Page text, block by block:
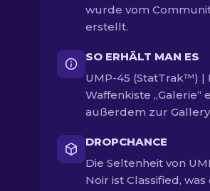
wurde vom
erstellt.
SO ERHÄLT MAN ES
UMP-45 (StatTrak™) |
Waffenkiste „Galerie“
außerdem zur
DROPCHANCE
Die Seltenheit von
Noir ist Classified,